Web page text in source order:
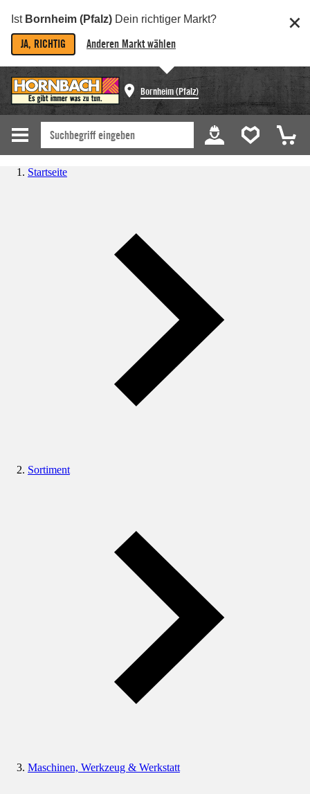
Ist Bornheim (Pfalz) Dein richtiger Markt?
JA, RICHTIG Anderen Markt wählen
Bornheim (Pfalz)
Startseite
Sortiment
Maschinen, Werkzeug & Werkstatt